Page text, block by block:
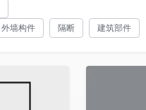
外墙构件 隔断 建筑部件